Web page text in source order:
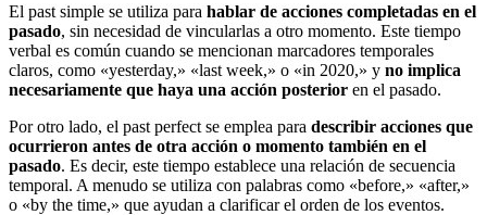
El past simple se utiliza para hablar de acciones completadas en el
pasado, sin necesidad de vincularlas a otro momento. Este tiempo
verbal es común cuando se mencionan marcadores temporales
claros, como «yesterday,» «last week,» o «in 2020,» y no implica
necesariamente que haya una acción posterior en el pasado.
Por otro lado, el past perfect se emplea para describir acciones que
ocurrieron antes de otra acción o momento también en el
pasado. Es decir, este tiempo establece una relación de secuencia
temporal. A menudo se utiliza con palabras como «before,» «after,»
o «by the time,» que ayudan a clarificar el orden de los eventos.